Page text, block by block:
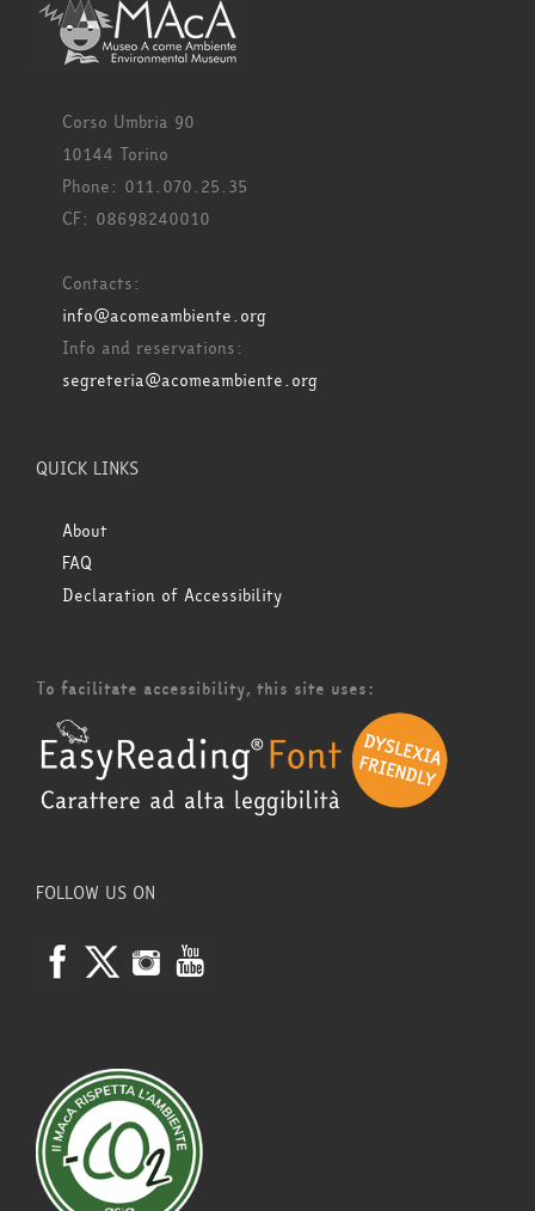
Corso Umbria 90
10144 Torino
Phone: 011.070.25.35
CF: 08698240010
Contacts:
info@acomeambiente.org
Info and reservations:
segreteria@acomeambiente.org
QUICK LINKS
About
FAQ
Declaration of Accessibility
To facilitate accessibility, this site uses:
FOLLOW US ON